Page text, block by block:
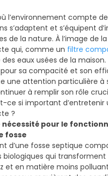
l’environnement compte
s’adaptent et s’équipent
de la nature. À l’image de
qui, comme un filtre
des eaux usées de la
sa compacité et son
une attention particulière à
à remplir son rôle
ce si important d’entretenir
?
nécessité pour le
fosse
d’une fosse septique
biologiques qui
et en matière moins